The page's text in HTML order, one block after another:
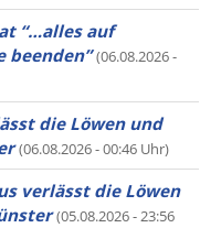
“…alles auf
beenden” (06.08.2026 -
die Löwen und
(06.08.2026 - 00:46 Uhr)
verlässt die Löwen
(05.08.2026 - 23:56